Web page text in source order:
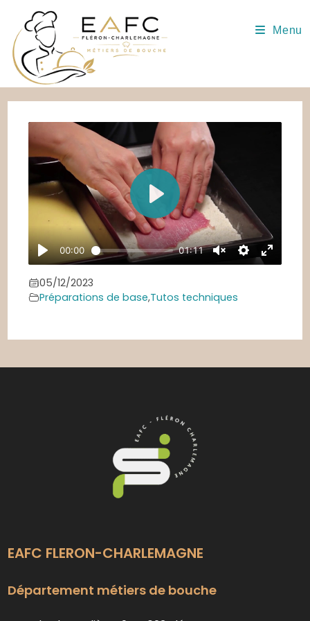
content
Menu
05/12/2023
Préparations de base,Tutos techniques
EAFC FLERON-CHARLEMAGNE
Département métiers de bouche